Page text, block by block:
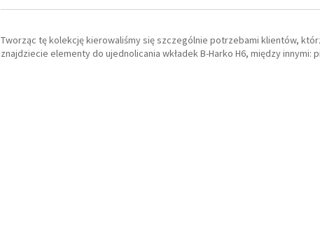
Tworząc tę kolekcję kierowaliśmy się szczególnie potrzebami klientów,
znajdziecie elementy do ujednolicania wkładek B-Harko H6, między